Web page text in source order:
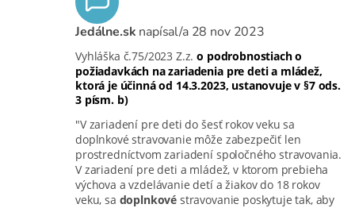
Jedálne.sk napísal/a 28 nov 2023
Vyhláška č.75/2023 Z.z.o podrobnostiach o
požiadavkách na zariadenia pre deti a mládež,
ktorá je účinná od 14.3.2023, ustanovuje v §7 ods.
3 písm. b)
"V zariadení pre deti do šesť rokov veku sa
doplnkové stravovanie môže zabezpečiť len
prostredníctvom zariadení spoločného stravovania.
V zariadení pre deti a mládež, v ktorom prebieha
výchova a vzdelávanie detí a žiakov do 18 rokov
veku, sa doplnkové stravovanie poskytuje tak, aby